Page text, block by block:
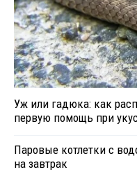
Уж или гадюка: как
первую помощь при
Паровые котлетки с
на завтрак